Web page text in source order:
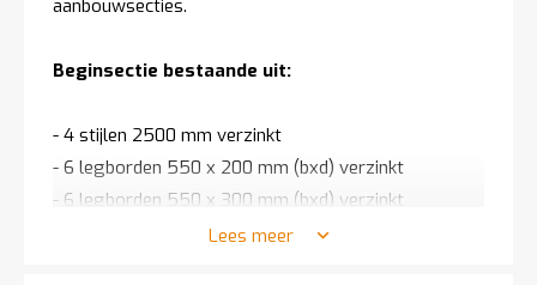
aanbouwsecties.
Beginsectie bestaande uit:
- 4 stijlen 2500 mm verzinkt
- 6 legborden 550 x 200 mm (bxd) verzinkt
- 6 legborden 550 x 300 mm (bxd) verzinkt
- 12 dragers 500 mm verzinkt
Lees meer